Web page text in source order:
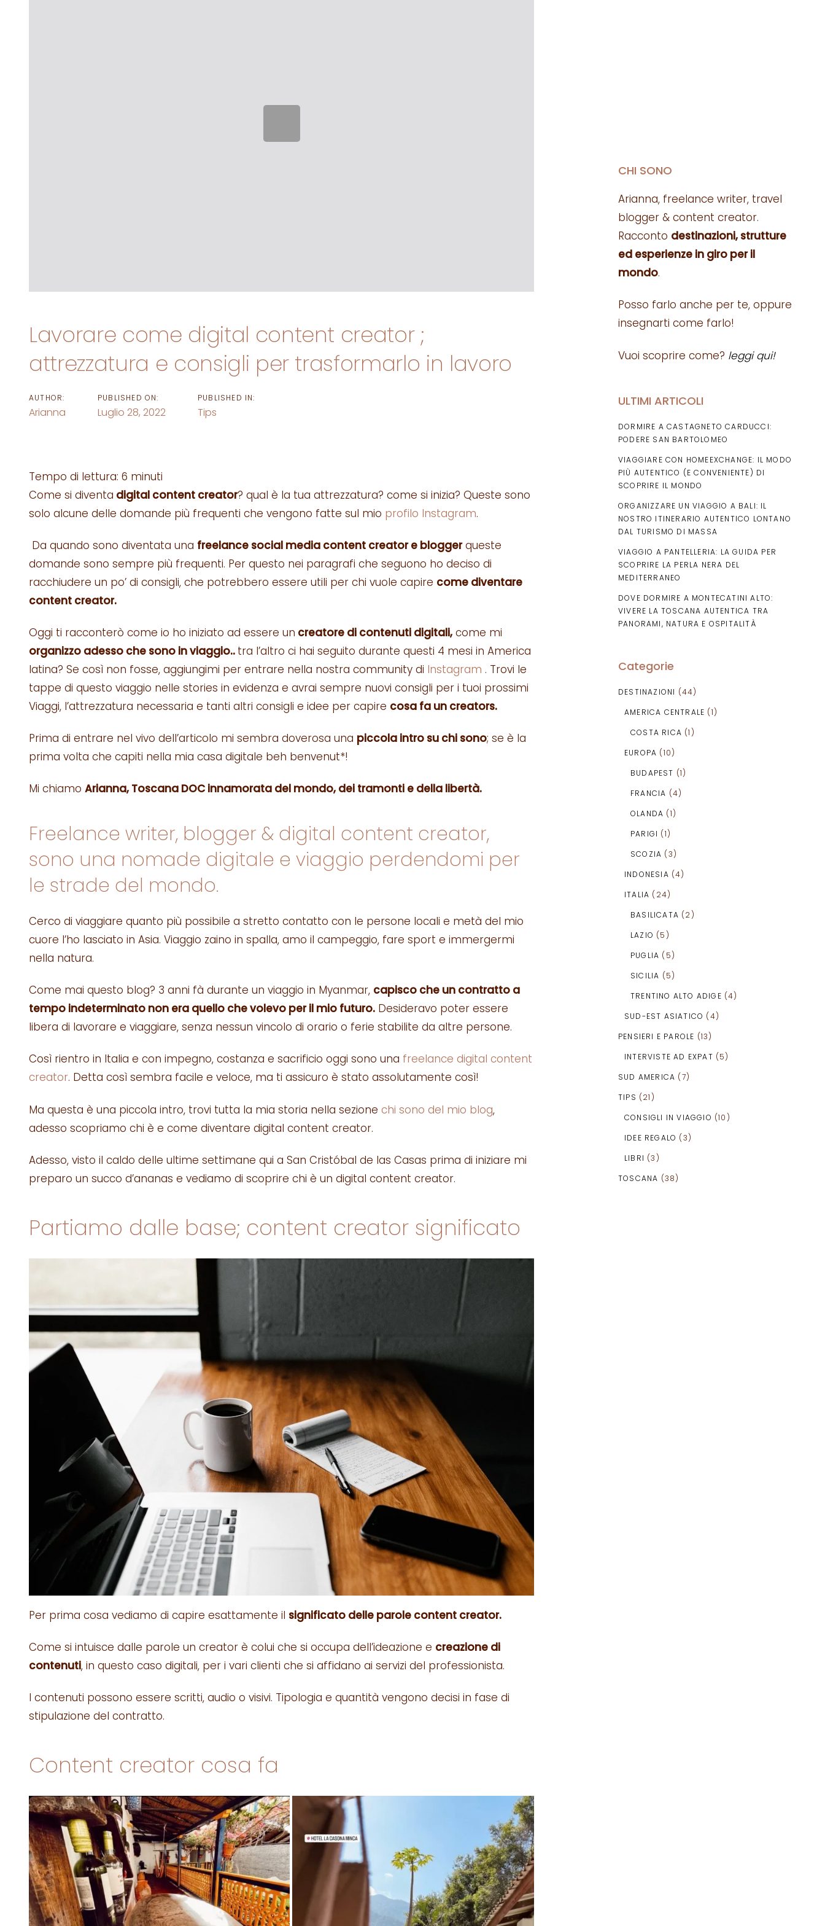
Lavorare come digital content creator ;
attrezzatura e consigli per trasformarlo in lavoro
AUTHOR:
Arianna
PUBLISHED ON:
Luglio 28, 2022
PUBLISHED IN:
Tips
Tempo di lettura: 6 minuti
Come si diventa digital content creator? qual è la tua attrezzatura? come si inizia? Queste sono
solo alcune delle domande più frequenti che vengono fatte sul mio profilo Instagram.
Da quando sono diventata una freelance social media content creator e bloggerqueste
domande sono sempre più frequenti. Per questo nei paragrafi che seguono ho deciso di
racchiudere un po’ di consigli, che potrebbero essere utili per chi vuole capire come diventare
content creator.
Oggi ti racconterò come io ho iniziato ad essere un creatore di contenuti digitali, come mi
organizzo adesso che sono in viaggio.. tra l’altro ci hai seguito durante questi 4 mesi in America
latina? Se così non fosse, aggiungimi per entrare nella nostra community di Instagram . Trovi le
tappe di questo viaggio nelle stories in evidenza e avrai sempre nuovi consigli per i tuoi prossimi
Viaggi, l’attrezzatura necessaria e tanti altri consigli e idee per capire cosa fa un creators.
Prima di entrare nel vivo dell’articolo mi sembra doverosa una piccola intro su chi sono; se è la
prima volta che capiti nella mia casa digitale beh benvenut*!
Mi chiamo Arianna, Toscana DOC innamorata del mondo, dei tramonti e della libertà.
Freelance writer, blogger & digital content creator,
sono una nomade digitale e viaggio perdendomi per
le strade del mondo.
Cerco di viaggiare quanto più possibile a stretto contatto con le persone locali e metà del mio
cuore l’ho lasciato in Asia. Viaggio zaino in spalla, amo il campeggio, fare sport e immergermi
nella natura.
Come mai questo blog? 3 anni fà durante un viaggio in Myanmar, capisco che un contratto a
tempo indeterminato non era quello che volevo per il mio futuro. Desideravo poter essere
libera di lavorare e viaggiare, senza nessun vincolo di orario o ferie stabilite da altre persone.
Così rientro in Italia e con impegno, costanza e sacrificio oggi sono una freelance digital content
creator. Detta così sembra facile e veloce, ma ti assicuro è stato assolutamente così!
Ma questa è una piccola intro, trovi tutta la mia storia nella sezione chi sono del mio blog,
adesso scopriamo chi è e come diventare digital content creator.
Adesso, visto il caldo delle ultime settimane qui a San Cristóbal de las Casas prima di iniziare mi
preparo un succo d’ananas e vediamo di scoprire chi è un digital content creator.
Partiamo dalle base; content creator significato
Per prima cosa vediamo di capire esattamente il significato delle parole content creator.
Come si intuisce dalle parole un creator è colui che si occupa dell’ideazione e creazione di
contenuti, in questo caso digitali, per i vari clienti che si affidano ai servizi del professionista.
I contenuti possono essere scritti, audio o visivi. Tipologia e quantità vengono decisi in fase di
stipulazione del contratto.
Content creator cosa fa
CHI SONO
Arianna, freelance writer, travel
blogger & content creator.
Racconto destinazioni, strutture
ed esperienze in giro per il
mondo.
Posso farlo anche per te, oppure
insegnarti come farlo!
Vuoi scoprire come? leggi qui!
ULTIMI ARTICOLI
DORMIRE A CASTAGNETO CARDUCCI:
PODERE SAN BARTOLOMEO
VIAGGIARE CON HOMEEXCHANGE: IL MODO
PIÙ AUTENTICO (E CONVENIENTE) DI
SCOPRIRE IL MONDO
ORGANIZZARE UN VIAGGIO A BALI: IL
NOSTRO ITINERARIO AUTENTICO LONTANO
DAL TURISMO DI MASSA
VIAGGIO A PANTELLERIA: LA GUIDA PER
SCOPRIRE LA PERLA NERA DEL
MEDITERRANEO
DOVE DORMIRE A MONTECATINI ALTO:
VIVERE LA TOSCANA AUTENTICA TRA
PANORAMI, NATURA E OSPITALITÀ
Categorie
DESTINAZIONI (44)
AMERICA CENTRALE (1)
COSTA RICA (1)
EUROPA (10)
BUDAPEST (1)
FRANCIA (4)
OLANDA (1)
PARIGI (1)
SCOZIA (3)
INDONESIA (4)
ITALIA (24)
BASILICATA (2)
LAZIO (5)
PUGLIA (5)
SICILIA (5)
TRENTINO ALTO ADIGE (4)
SUD-EST ASIATICO (4)
PENSIERI E PAROLE (13)
INTERVISTE AD EXPAT (5)
SUD AMERICA (7)
TIPS (21)
CONSIGLI IN VIAGGIO (10)
IDEE REGALO (3)
LIBRI (3)
TOSCANA (38)